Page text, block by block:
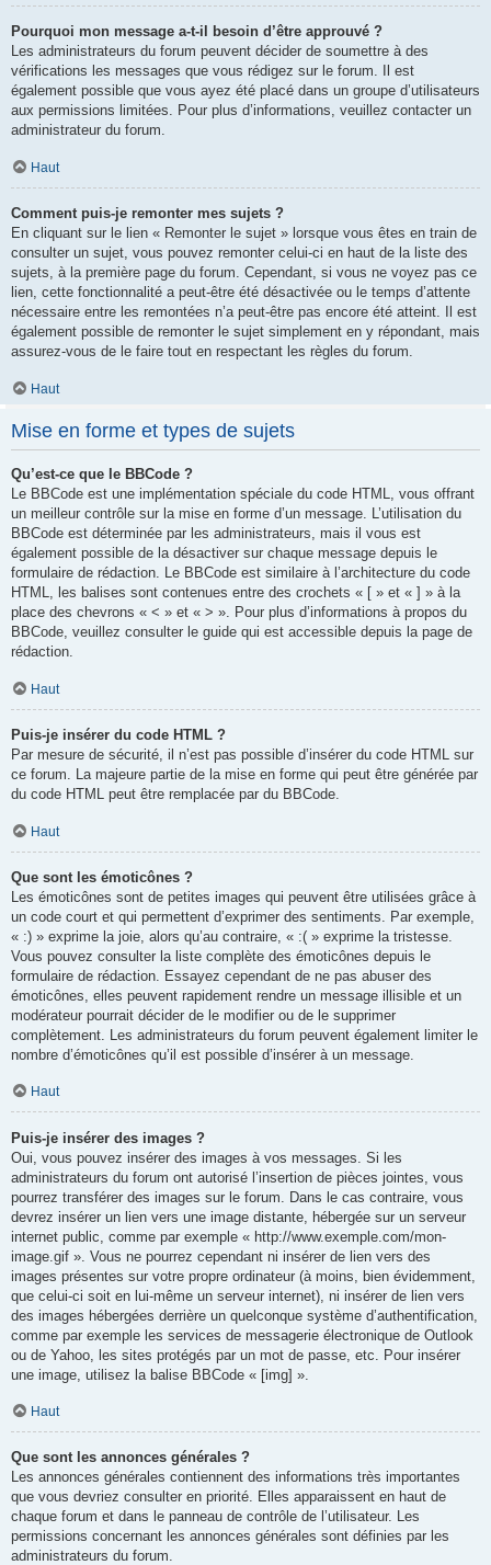
Pourquoi mon message a-t-il besoin d’être approuvé ?
Les administrateurs du forum peuvent décider de soumettre à des
vérifications les messages que vous rédigez sur le forum. Il est
également possible que vous ayez été placé dans un groupe d’utilisateurs
aux permissions limitées. Pour plus d’informations, veuillez contacter un
administrateur du forum.
Haut
Comment puis-je remonter mes sujets ?
En cliquant sur le lien « Remonter le sujet » lorsque vous êtes en train de
consulter un sujet, vous pouvez remonter celui-ci en haut de la liste des
sujets, à la première page du forum. Cependant, si vous ne voyez pas ce
lien, cette fonctionnalité a peut-être été désactivée ou le temps d’attente
nécessaire entre les remontées n’a peut-être pas encore été atteint. Il est
également possible de remonter le sujet simplement en y répondant, mais
assurez-vous de le faire tout en respectant les règles du forum.
Haut
Mise en forme et types de sujets
Qu’est-ce que le BBCode ?
Le BBCode est une implémentation spéciale du code HTML, vous offrant
un meilleur contrôle sur la mise en forme d’un message. L’utilisation du
BBCode est déterminée par les administrateurs, mais il vous est
également possible de la désactiver sur chaque message depuis le
formulaire de rédaction. Le BBCode est similaire à l’architecture du code
HTML, les balises sont contenues entre des crochets « [ » et « ] » à la
place des chevrons « < » et « > ». Pour plus d’informations à propos du
BBCode, veuillez consulter le guide qui est accessible depuis la page de
rédaction.
Haut
Puis-je insérer du code HTML ?
Par mesure de sécurité, il n’est pas possible d’insérer du code HTML sur
ce forum. La majeure partie de la mise en forme qui peut être générée par
du code HTML peut être remplacée par du BBCode.
Haut
Que sont les émoticônes ?
Les émoticônes sont de petites images qui peuvent être utilisées grâce à
un code court et qui permettent d’exprimer des sentiments. Par exemple,
« :) » exprime la joie, alors qu’au contraire, « :( » exprime la tristesse.
Vous pouvez consulter la liste complète des émoticônes depuis le
formulaire de rédaction. Essayez cependant de ne pas abuser des
émoticônes, elles peuvent rapidement rendre un message illisible et un
modérateur pourrait décider de le modifier ou de le supprimer
complètement. Les administrateurs du forum peuvent également limiter le
nombre d’émoticônes qu’il est possible d’insérer à un message.
Haut
Puis-je insérer des images ?
Oui, vous pouvez insérer des images à vos messages. Si les
administrateurs du forum ont autorisé l’insertion de pièces jointes, vous
pourrez transférer des images sur le forum. Dans le cas contraire, vous
devrez insérer un lien vers une image distante, hébergée sur un serveur
internet public, comme par exemple « http://www.exemple.com/mon-
image.gif ». Vous ne pourrez cependant ni insérer de lien vers des
images présentes sur votre propre ordinateur (à moins, bien évidemment,
que celui-ci soit en lui-même un serveur internet), ni insérer de lien vers
des images hébergées derrière un quelconque système d’authentification,
comme par exemple les services de messagerie électronique de Outlook
ou de Yahoo, les sites protégés par un mot de passe, etc. Pour insérer
une image, utilisez la balise BBCode « [img] ».
Haut
Que sont les annonces générales ?
Les annonces générales contiennent des informations très importantes
que vous devriez consulter en priorité. Elles apparaissent en haut de
chaque forum et dans le panneau de contrôle de l’utilisateur. Les
permissions concernant les annonces générales sont définies par les
administrateurs du forum.